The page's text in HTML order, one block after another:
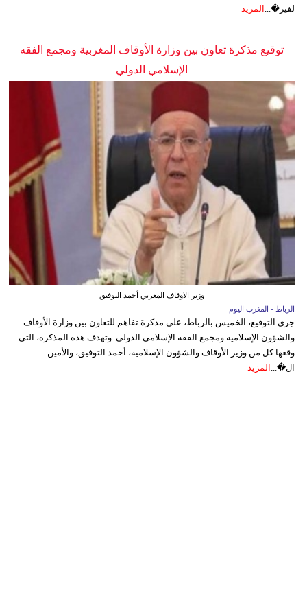
لفير�... المزيد
توقيع مذكرة تعاون بين وزارة الأوقاف المغربية ومجمع الفقه
الإسلامي الدولي
وزير الاوقاف المغربي أحمد التوفيق
الرباط - المغرب اليوم
جرى التوقيع، الخميس بالرباط، على مذكرة تفاهم للتعاون بين وزارة الأوقاف
والشؤون الإسلامية ومجمع الفقه الإسلامي الدولي. وتهدف هذه المذكرة، التي
وقعها كل من وزير الأوقاف والشؤون الإسلامية، أحمد التوفيق، والأمين
ال�... المزيد